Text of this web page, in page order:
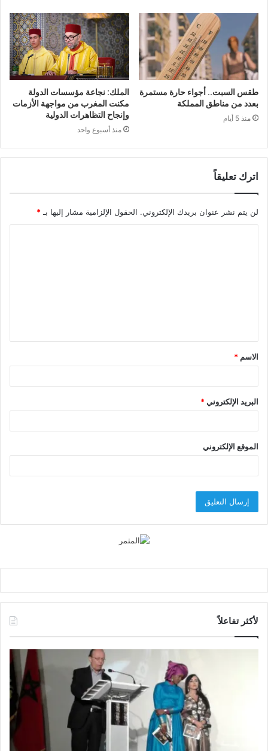
طقس السبت.. أجواء حارة مستمرة
بعدد من مناطق المملكة
منذ 5 أيام
الملك: نجاعة مؤسسات الدولة
مكنت المغرب من مواجهة الأزمات
وإنجاح التظاهرات الدولية
منذ أسبوع واحد
اترك تعليقاً
لن يتم نشر عنوان بريدك الإلكتروني. الحقول الإلزامية مشار إليها بـ *
ق
*
الاسم *
البريد الإلكتروني*
الموقع الإلكتروني
لأكثر تفاعلاً